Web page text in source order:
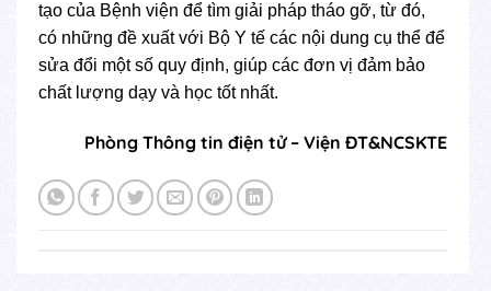
tạo của Bệnh viện để tìm giải pháp tháo gỡ, từ đó,
có những đề xuất với Bộ Y tế các nội dung cụ thể để
sửa đổi một số quy định, giúp các đơn vị đảm bảo
chất lượng dạy và học tốt nhất.
Phòng Thông tin điện tử – Viện ĐT&NCSKTE